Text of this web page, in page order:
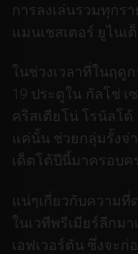
การลงเล่นรวมทุกร
แมนเชสเตอร์ ยูไนเ
ในช่วงเวลาที่ในฤดู
19 ประตูใน กัลโช่ เ
คริสเตียโน่ โรนัลโด้
แค่นั้น ช่วยกลุ่มรั้งจ่
เด็ตโต้ปีนี้มาครอบค
แน่ๆเกี่ยวกับความที่
ในเวทีพรีเมียร์ลีกม
เอฟเวอร์ตัน ซึ่งจะก่